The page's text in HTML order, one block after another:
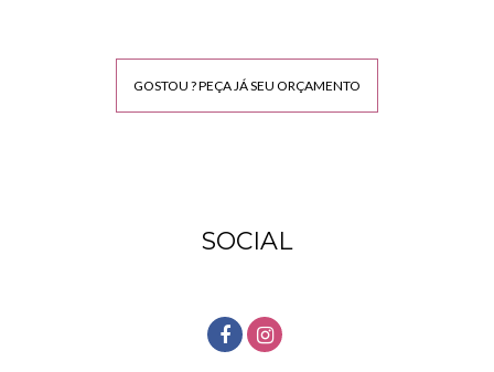
GOSTOU ? PEÇA JÁ SEU ORÇAMENTO
SOCIAL